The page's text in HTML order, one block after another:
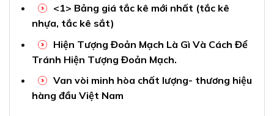
<1> Bảng giá tắc kê mới nhất (tắc kê
nhựa, tắc kê sắt)
Hiện Tượng Đoản Mạch Là Gì Và Cách Để
Tránh Hiện Tượng Đoản Mạch.
Van vòi minh hòa chất lượng- thương hiệu
hàng đầu Việt Nam